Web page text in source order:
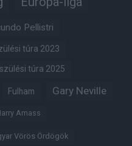
Pellistri
túra 2023
túra 2025
Fulham Gary Neville
Amass
Vörös Ördögök